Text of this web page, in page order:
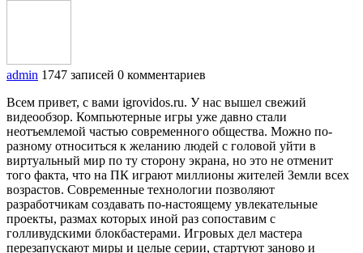
admin 1747 записей 0 комментариев
Всем привет, с вами igrovidos.ru. У нас вышел свежий
видеообзор. Компьютерные игры уже давно стали
неотъемлемой частью современного общества. Можно по-
разному относиться к желанию людей с головой уйти в
виртуальный мир по ту сторону экрана, но это не отменит
того факта, что на ПК играют миллионы жителей Земли всех
возрастов. Современные технологии позволяют
разработчикам создавать по-настоящему увлекательные
проекты, размах которых иной раз сопоставим с
голливудскими блокбастерами. Игровых дел мастера
перезапускают миры и целые серии, стартуют заново и